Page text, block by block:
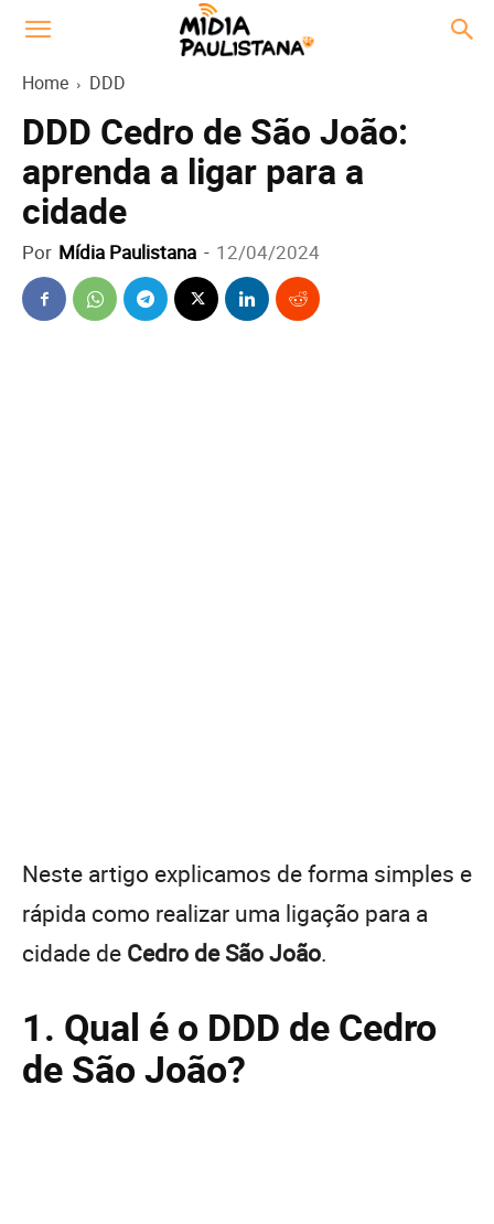
Home DDD
DDD Cedro de São João:
aprenda a ligar para a
cidade
Por Mídia Paulistana - 12/04/2024
Neste artigo explicamos de forma simples e
rápida como realizar uma ligação para a
cidade de Cedro de São João.
1. Qual é o DDD de Cedro
de São João?